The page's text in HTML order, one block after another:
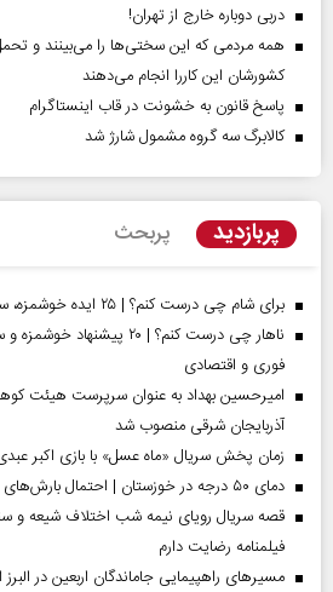
دربی دوباره خارج از تهران!
همه مردمی که این سختی‌ها را می‌بینند و
کشورشان این کاررا انجام می‌دهند
پاسخ قانون به خشونت در قاب اینستاگرام
کالابرگ سه گروه مشمول شارژ شد
پربازدید پربحث
برای شام چی درست کنم؟ | ۲۵ ایده خوشمزه، ساده و فوری برای شام امشب
ناهار چی درست کنم؟ | ۲۰
فوری و اقتصادی
امیرحسین بهداد به عنوان سرپرست هیئت
آذربایجان شرقی منصوب شد
زمان پخش سریال «ماه عسل» با بازی اکبر
دمای ۵۰ درجه در خوزستان | احتمال بارش‌های سیل‌آسا در ۳ استان
قصه سریال رویای نیمه شب اختلاف شیعه و
فیلمنامه رضایت دارم
مسیر‌های راهپیمایی جاماندگان اربعین در